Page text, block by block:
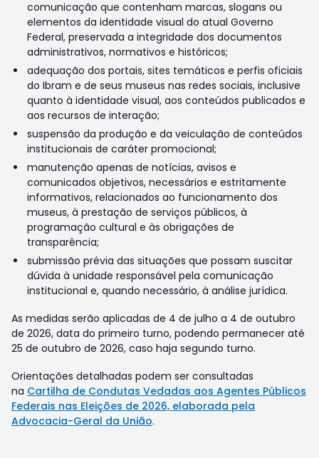
comunicação que contenham marcas, slogans ou
elementos da identidade visual do atual Governo
Federal, preservada a integridade dos documentos
administrativos, normativos e históricos;
adequação dos portais, sites temáticos e perfis oficiais
do Ibram e de seus museus nas redes sociais, inclusive
quanto à identidade visual, aos conteúdos publicados e
aos recursos de interação;
suspensão da produção e da veiculação de conteúdos
institucionais de caráter promocional;
manutenção apenas de notícias, avisos e
comunicados objetivos, necessários e estritamente
informativos, relacionados ao funcionamento dos
museus, à prestação de serviços públicos, à
programação cultural e às obrigações de
transparência;
submissão prévia das situações que possam suscitar
dúvida à unidade responsável pela comunicação
institucional e, quando necessário, à análise jurídica.
As medidas serão aplicadas de 4 de julho a 4 de outubro
de 2026, data do primeiro turno, podendo permanecer até
25 de outubro de 2026, caso haja segundo turno.
Orientações detalhadas podem ser consultadas
na Cartilha de Condutas Vedadas aos Agentes Públicos
Federais nas Eleições de 2026, elaborada pela
Advocacia-Geral da União.